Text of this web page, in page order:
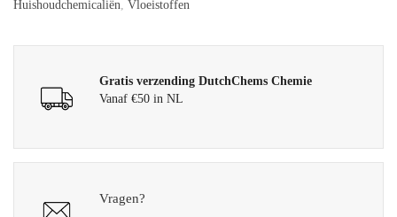
Huishoudchemicaliën Vloeistoffen
Gratis verzending DutchChems Chemie
Vanaf €50 in NL
Vragen?